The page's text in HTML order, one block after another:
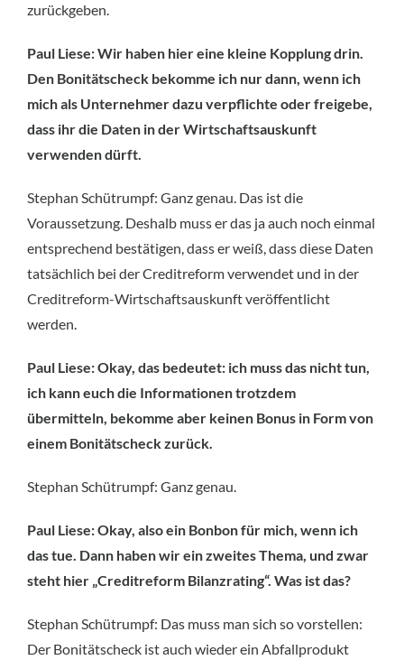
zurückgeben.
Paul Liese: Wir haben hier eine kleine Kopplung drin.
Den Bonitätscheck bekomme ich nur dann, wenn ich
mich als Unternehmer dazu verpflichte oder freigebe,
dass ihr die Daten in der Wirtschaftsauskunft
verwenden dürft.
Stephan Schütrumpf: Ganz genau. Das ist die
Voraussetzung. Deshalb muss er das ja auch noch einmal
entsprechend bestätigen, dass er weiß, dass diese Daten
tatsächlich bei der Creditreform verwendet und in der
Creditreform-Wirtschaftsauskunft veröffentlicht
werden.
Paul Liese: Okay, das bedeutet: ich muss das nicht tun,
ich kann euch die Informationen trotzdem
übermitteln, bekomme aber keinen Bonus in Form von
einem Bonitätscheck zurück.
Stephan Schütrumpf: Ganz genau.
Paul Liese: Okay, also ein Bonbon für mich, wenn ich
das tue. Dann haben wir ein zweites Thema, und zwar
steht hier „Creditreform Bilanzrating“. Was ist das?
Stephan Schütrumpf: Das muss man sich so vorstellen:
Der Bonitätscheck ist auch wieder ein Abfallprodukt